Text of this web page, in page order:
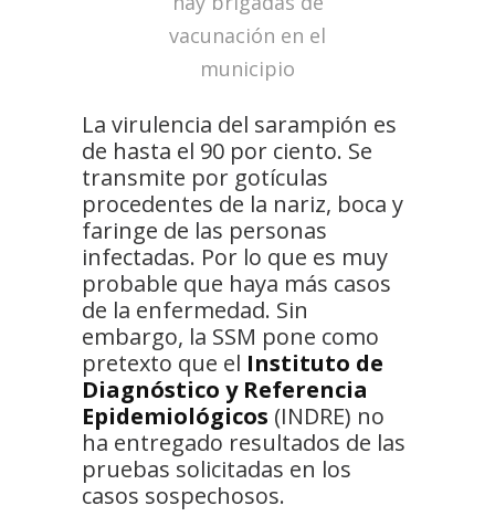
vacunación en el
municipio
La virulencia del sarampión es
de hasta el 90 por ciento. Se
transmite por gotículas
procedentes de la nariz, boca y
faringe de las personas
infectadas. Por lo que es muy
probable que haya más casos
de la enfermedad. Sin
embargo, la SSM pone como
pretexto que el Instituto de
Diagnóstico y Referencia
Epidemiológicos (INDRE) no
ha entregado resultados de las
pruebas solicitadas en los
casos sospechosos.